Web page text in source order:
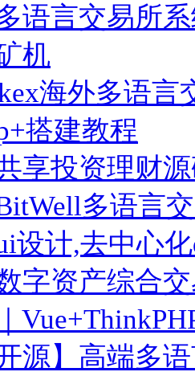
语言交易所
机
海外多语言
搭建教程
享投资理财
多语言
设计,去中心
字资产综合
开源】高端多